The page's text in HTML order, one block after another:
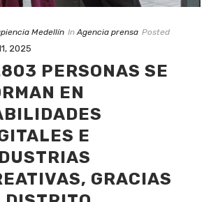
Medellín In Agencia prensa Posted
2025
PERSONAS SE
EN
E
GRACIAS